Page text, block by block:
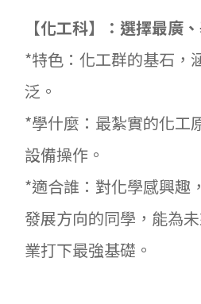
【化工科】：選擇最廣
*特色：化工群的基石，
泛。
*學什麼：最紮實的化工
設備操作。
*適合誰：對化學感興趣
發展方向的同學，能為
業打下最強基礎。